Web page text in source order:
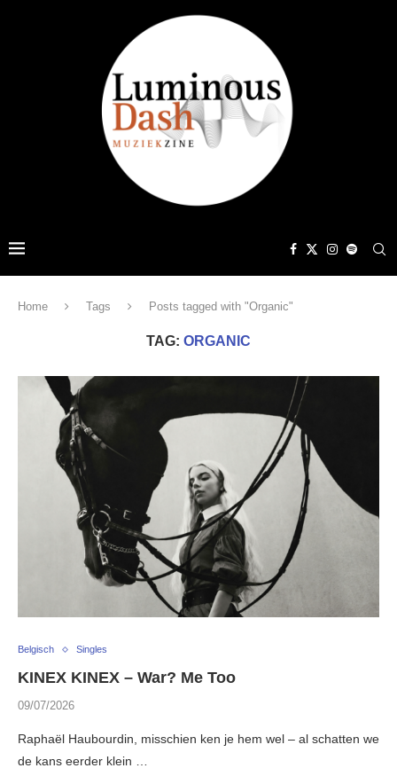
Home Tags Posts tagged with "Organic"
TAG: ORGANIC
Belgisch Singles
KINEX KINEX – War? Me Too
09/07/2026
Raphaël Haubourdin, misschien ken je hem wel – al schatten we
de kans eerder klein …